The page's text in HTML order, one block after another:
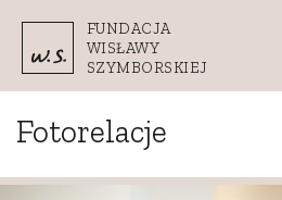
FUNDACJA
WISŁAWY
SZYMBORSKIEJ
Fotorelacje